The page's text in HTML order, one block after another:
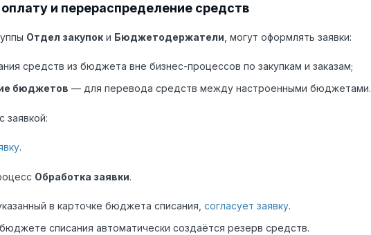
и перераспределение средств
Отдел закупок и Бюджетодержатели , могут оформлять заявки:
средств из бюджета вне бизнес-процессов по закупкам и заказам;
бюджетов — для перевода средств между настроенными бюджетами.
заявкой:
.
Обработка заявки.
в карточке бюджета списания, согласует заявку.
списания автоматически создаётся резерв средств.